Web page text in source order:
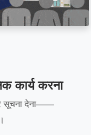
कार्य करना
सूचना देना——